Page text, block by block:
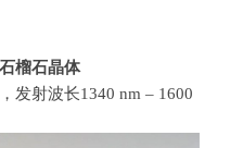
榴石晶体
，发射波长1340 nm – 1600